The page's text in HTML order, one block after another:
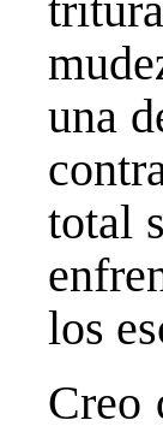
una
total
los
Creo